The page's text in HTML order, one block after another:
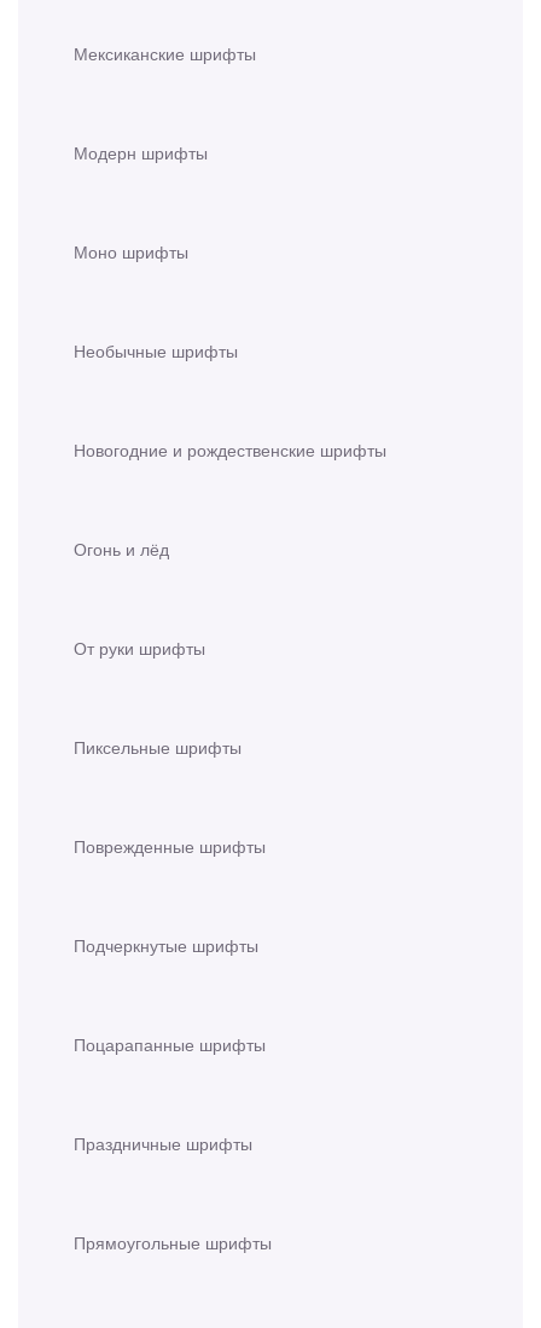
Мексиканские шрифты
Модерн шрифты
Моно шрифты
Необычные шрифты
Новогодние и рождественские шрифты
Огонь и лёд
От руки шрифты
Пиксельные шрифты
Поврежденные шрифты
Подчеркнутые шрифты
Поцарапанные шрифты
Праздничные шрифты
Прямоугольные шрифты